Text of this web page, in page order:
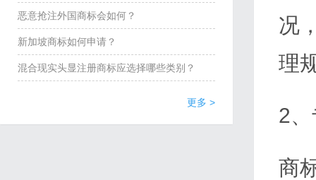
况
理
2
商
的专利申请？
恶意抢注外国商标会如何？
新加坡商标如何申请？
混合现实头显注册商标应选择哪些类别？
更多 >